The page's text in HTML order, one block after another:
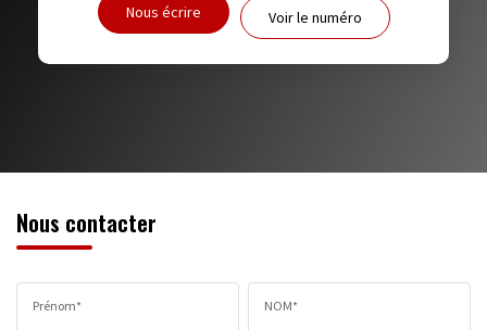
RESTAURANTS ET CAFÉS COMMERCES
Nous écrire Voir le numéro
Nous contacter
Prénom* NOM*